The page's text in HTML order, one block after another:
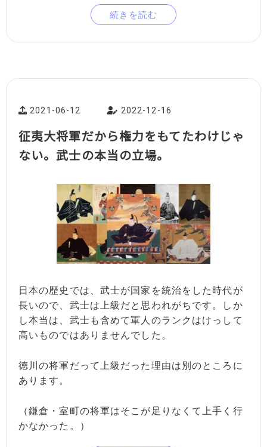
続きを読む
2021-06-12 2022-12-16
征夷大将軍だから権力をもてたわけじゃ
ない。武士の本当の立場。
日本の歴史では、武士が国家を統治をした時代が
長いので、武士は上級だと思われがちです。しか
し本当は、武士も含めて軍人のランクはけっして
高いものではありませんでした。
徳川の将軍だって上級だった理由は別のところに
あります。
（鎌倉・室町の将軍はそこが足りなくて上手く行
かなかった。）